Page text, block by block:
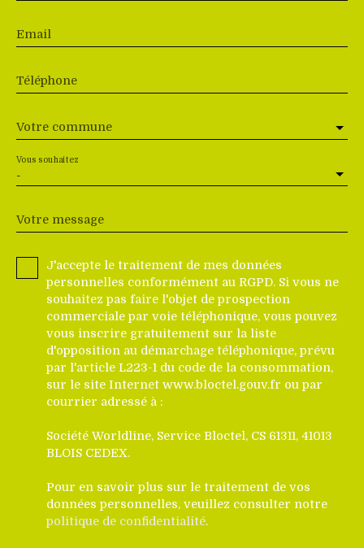
Email
Téléphone
Votre commune
-
Vous souhaitez
Votre message
J'accepte le traitement de mes données
personnelles conformément au RGPD. Si vous ne
souhaitez pas faire l'objet de prospection
commerciale par voie téléphonique, vous pouvez
vous inscrire gratuitement sur la liste
d'opposition au démarchage téléphonique, prévu
par l'article L223-1 du code de la consommation,
sur le site Internet www.bloctel.gouv.fr ou par
courrier adressé à :
Société Worldline, Service Bloctel, CS 61311, 41013
BLOIS CEDEX.
Pour en savoir plus sur le traitement de vos
données personnelles, veuillez consulter notre
politique de confidentialité.